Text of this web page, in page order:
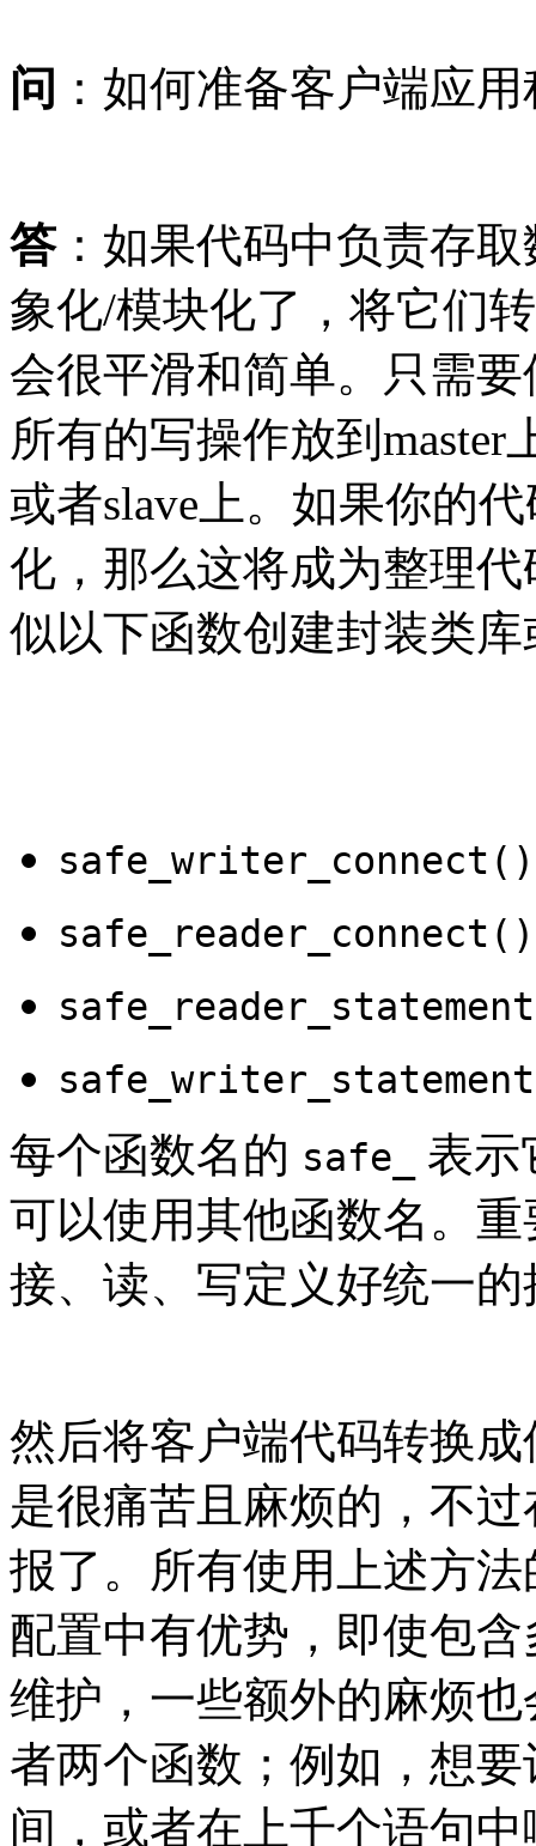
问 ：如何准备客户端应
答：如果代码中负责存
象化/模块化了，将它们
会很平滑和简单。只需
所有的写操作放到master
或者slave上。如果你的
化，那么这将成为整理
似以下函数创建封装类
safe_writer_connect()
safe_reader_connect()
每个函数名的 safe_
表示
可以使用其他函数名。
接、读、写定义好统一的
然后将客户端代码转换
是很痛苦且麻烦的，不
报了。所有使用上述方法
配置中有优势，即使包
维护，一些额外的麻烦
者两个函数；例如，想
间，或者在上千个语句